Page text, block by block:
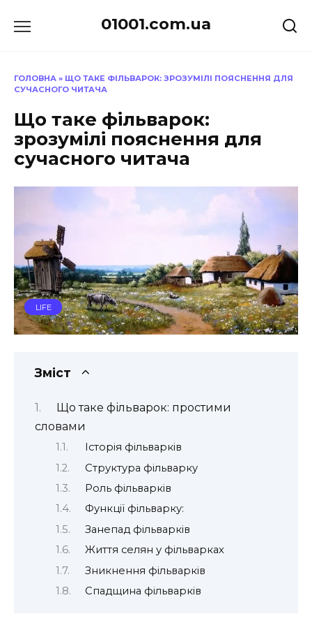
до
01001.com.ua
ГОЛОВНА » ЩО ТАКЕ ФІЛЬВАРОК: ЗРОЗУМІЛІ ПОЯСНЕННЯ ДЛЯ
СУЧАСНОГО ЧИТАЧА
Що таке фільварок:
зрозумілі пояснення для
сучасного читача
LIFE
Зміст
Що таке фільварок: простими
словами
Історія фільварків
Структура фільварку
Роль фільварків
Функції фільварку:
Занепад фільварків
Життя селян у фільварках
Зникнення фільварків
Спадщина фільварків